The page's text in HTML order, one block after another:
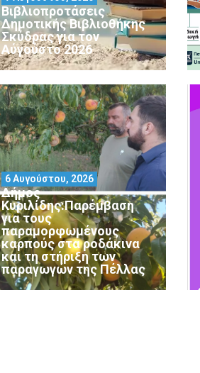
Βιβλιοπροτάσεις
Δημοτικής Βιβλιοθήκης
Σκύδρας για τον
Αύγούστο 2026
Δήμος
Κυριλίδης:Παρέμβαση
για τους
παραμορφωμένους
καρπούς στα ροδάκινα
και τη στήριξη των
παραγωγών της Πέλλας
6 Αυγούστου, 2026